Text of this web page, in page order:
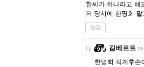
한씨가 하나라고 해
저 당시에 한명회
답글
길베르트
한명회 직계후손